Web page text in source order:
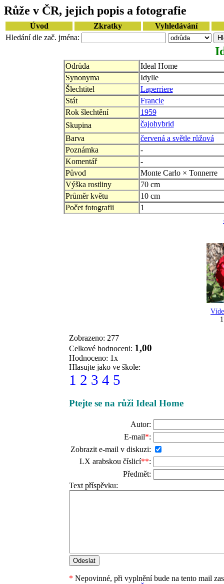
Růže v ČR, jejich popis a fotografie
Úvod Zkratky
Vyhledávání
Hledání dle zač. jména:
Odrůda
Ideal Home
Synonyma
Idylle
Šlechtitel
Laperriere
Stát
Francie
Rok šlechtění
1959
Skupina
čajohybrid
Barva
červená a světle růžová
Poznámka
-
Komentář
-
Původ
Monte Carlo × Tonnerre
Výška rostliny
70 cm
Průměr květu
10 cm
Počet fotografii
1
Zobrazeno: 277
Celkové hodnoceni: 1,00
Hodnoceno: 1x
Hlasujte jako ve škole:
1 2 3 4 5
Ptejte se na růži Ideal Home
Autor:
E-mail*:
Zobrazit e-mail v diskuzi:
LX arabskou číslicí**:
Předmět:
Text příspěvku:
* Nepovinné, při vyplnění bude na tento mail